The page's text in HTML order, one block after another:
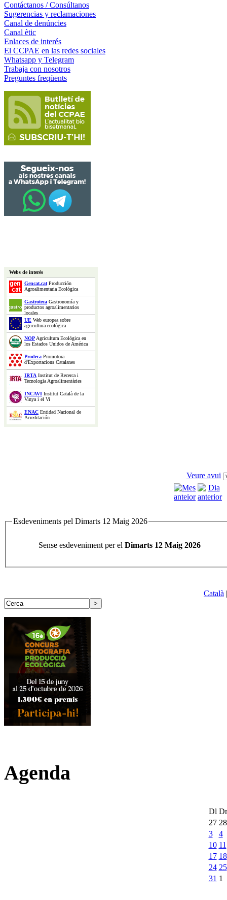
Contáctanos / Consúltanos
Sugerencias y reclamaciones
Canal de denúncies
Canal ètic
Enlaces de interés
El CCPAE en las redes sociales
Whatsapp y Telegram
Trabaja con nosotros
Preguntes freqüents
Webs de interés
Gencat.catProducción
Agroalimentaria Ecológica
Gastroteca Gastronomía y
productos agroalimentarios
locales
UE Web europea sobre
agricultura ecológica
NOPAgricultura Ecológica en
los Estados Unidos de América
Prodeca Promotora
d'Exportacions Catalanes
IRTA Institut de Recerca i
Tecnologia Agroalimentàries
INCAVI Institut Català de la
Vinya i el Vi
ENAC Entidad Nacional de
Acreditación
Veure avui
Esdeveniments pel Dimarts 12 Maig 2026
Sense esdeveniment per el Dimarts 12 Maig 2026
Català
Agenda
Dl
27 28
3
4
10 11
17 18
24 25
31 1